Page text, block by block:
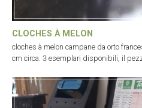
CLOCHES À MELON
cloches à melon campane da orto
cm circa. 3 esemplari disponibili, il